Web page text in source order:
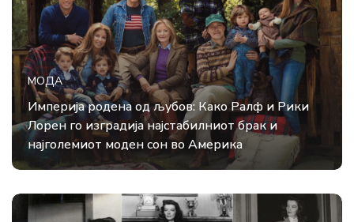
МОДА
Империја родена од љубов: Како Ралф и Рики
Лорен го изградија најстабилниот брак и
најголемиот моден сон во Америка